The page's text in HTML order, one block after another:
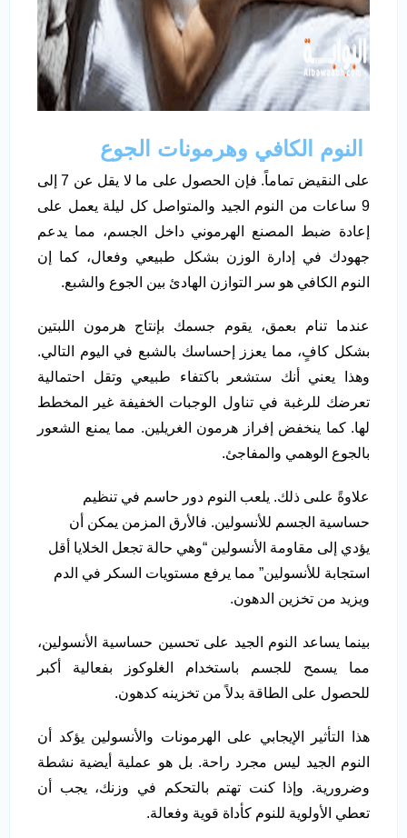
النوم الكافي وهرمونات الجوع
على النقيض تماماً. فإن الحصول على ما لا يقل عن 7 إلى
9 ساعات من النوم الجيد والمتواصل كل ليلة يعمل على
إعادة ضبط المصنع الهرموني داخل الجسم، مما يدعم
جهودك في إدارة الوزن بشكل طبيعي وفعال، كما إن
النوم الكافي هو سر التوازن الهادئ بين الجوع والشبع.
عندما تنام بعمق، يقوم جسمك بإنتاج هرمون اللبتين
بشكل كافٍ، مما يعزز إحساسك بالشبع في اليوم التالي.
وهذا يعني أنك ستشعر باكتفاء طبيعي وتقل احتمالية
تعرضك للرغبة في تناول الوجبات الخفيفة غير المخطط
لها. كما ينخفض إفراز هرمون الغريلين. مما يمنع الشعور
بالجوع الوهمي والمفاجئ.
علاوةً علىى ذلك. يلعب النوم دور حاسم في تنظيم
حساسية الجسم للأنسولين. فالأرق المزمن يمكن أن
يؤدي إلى مقاومة الأنسولين “وهي حالة تجعل الخلايا أقل
استجابة للأنسولين” مما يرفع مستويات السكر في الدم
ويزيد من تخزين الدهون.
بينما يساعد النوم الجيد على تحسين حساسية الأنسولين،
مما يسمح للجسم باستخدام الغلوكوز بفعالية أكبر
للحصول على الطاقة بدلاً من تخزينه كدهون.
هذا التأثير الإيجابي على الهرمونات والأنسولين يؤكد أن
النوم الجيد ليس مجرد راحة. بل هو عملية أيضية نشطة
وضرورية. وإذا كنت تهتم بالتحكم في وزنك، يجب أن
تعطي الأولوية للنوم كأداة قوية وفعالة.